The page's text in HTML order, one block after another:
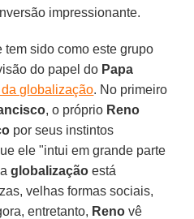
impressionante.
tem sido como este grupo
do papel do Papa
globalização. No primeiro
, o próprio Reno
por seus instintos
ele "intui em grande parte
aglobalização está
velhas formas sociais,
entretanto, Reno vê